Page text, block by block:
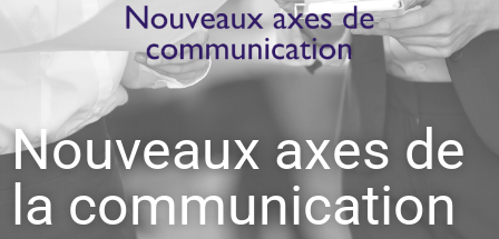
Nouveaux axes de
la communication